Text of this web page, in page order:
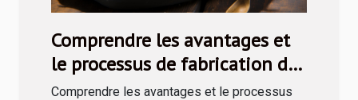
Comprendre les avantages et
le processus de fabrication des
résines et du hash CBD en
Comprendre les avantages et le processus